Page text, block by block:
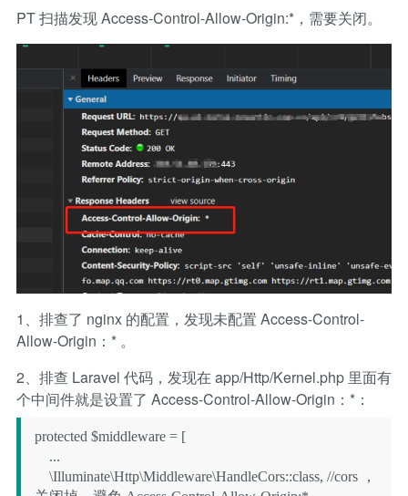
PT 扫描发现 Access-Control-Allow-Origin:*，需要关闭。
1、排查了 nginx 的配置，发现未配置 Access-Control-
Allow-Origin：* 。
2、排查 Laravel 代码，发现在 app/Http/Kernel.php 里面有
个中间件就是设置了 Access-Control-Allow-Origin：*：
protected $middleware = [
...
\Illuminate\Http\Middleware\HandleCors::class, //cors ，